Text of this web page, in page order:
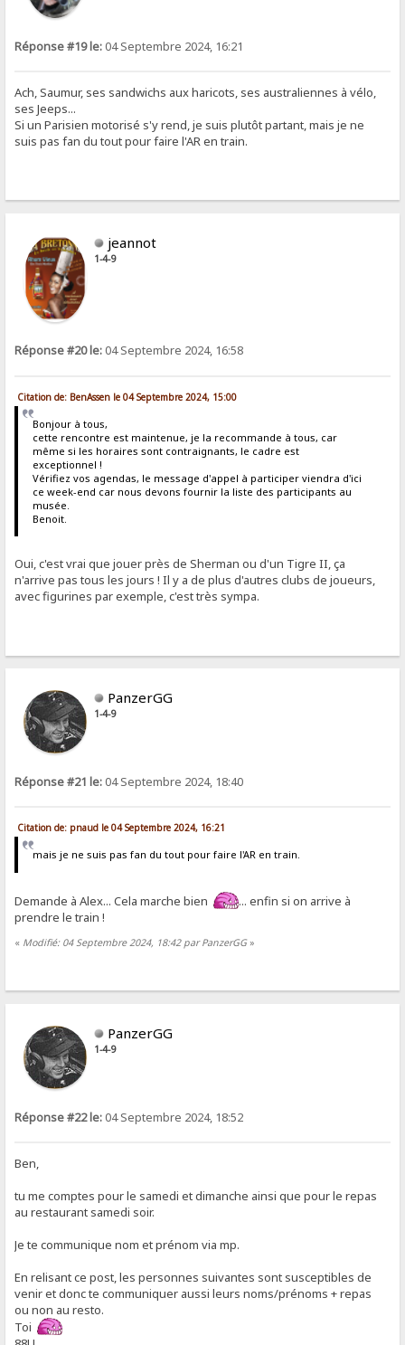
Réponse #19 le: 04 Septembre 2024, 16:21
Ach, Saumur, ses sandwichs aux haricots, ses australiennes à vélo,
ses Jeeps...
Si un Parisien motorisé s'y rend, je suis plutôt partant, mais je ne
suis pas fan du tout pour faire l'AR en train.
jeannot
1-4-9
Réponse #20 le: 04 Septembre 2024, 16:58
Citation de: BenAssen le 04 Septembre 2024, 15:00
Bonjour à tous,
cette rencontre est maintenue, je la recommande à tous, car
même si les horaires sont contraignants, le cadre est
exceptionnel !
Vérifiez vos agendas, le message d'appel à participer viendra d'ici
ce week-end car nous devons fournir la liste des participants au
musée.
Benoit.
Oui, c'est vrai que jouer près de Sherman ou d'un Tigre II, ça
n'arrive pas tous les jours ! Il y a de plus d'autres clubs de joueurs,
avec figurines par exemple, c'est très sympa.
PanzerGG
1-4-9
Réponse #21 le: 04 Septembre 2024, 18:40
Citation de: pnaud le 04 Septembre 2024, 16:21
mais je ne suis pas fan du tout pour faire l'AR en train.
Demande à Alex... Cela marche bien
... enfin si on arrive à
prendre le train !
« Modifié: 04 Septembre 2024, 18:42 par PanzerGG»
PanzerGG
1-4-9
Réponse #22 le: 04 Septembre 2024, 18:52
Ben,
tu me comptes pour le samedi et dimanche ainsi que pour le repas
au restaurant samedi soir.
Je te communique nom et prénom via mp.
En relisant ce post, les personnes suivantes sont susceptibles de
venir et donc te communiquer aussi leurs noms/prénoms + repas
ou non au resto.
Toi